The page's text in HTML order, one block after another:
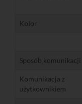
Kolor
Sposób komunikacji
Komunikacja z
użytkownikiem